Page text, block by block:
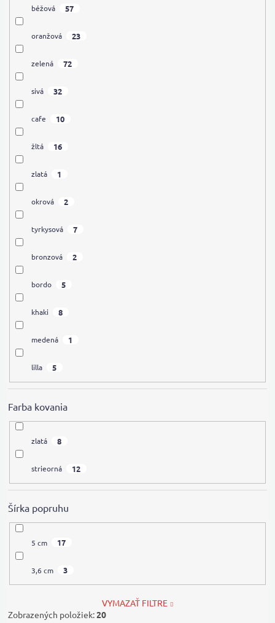
béžová 57
oranžová 23
zelená 72
sivá 32
cafe 10
žltá 16
zlatá 1
okrová 2
tyrkysová 7
bronzová 2
bordo 5
khaki 8
medená 1
lilla 5
Farba kovania
zlatá 8
strieorná 12
Šírka popruhu
5 cm 17
3,6 cm 3
VYMAZAŤ FILTRE
Zobrazených položiek:20